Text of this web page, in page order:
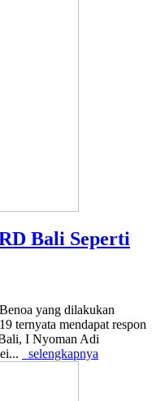
Bali Seperti
yang dilakukan
ternyata mendapat respon
I Nyoman Adi
selengkapnya